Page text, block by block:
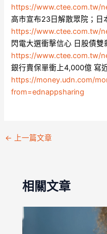
https://www.ctee.com.tw/
高市宣布23日解散眾院；日
https://www.ctee.com.tw/
閃電大選衝擊信心 日股債雙
https://www.ctee.com.tw/
銀行賣保單衝上4,000億 寫
https://money.udn.com/
from=ednappsharing
← 上一篇文章
相關文章